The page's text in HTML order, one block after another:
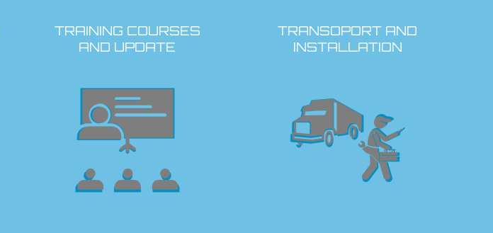
TRAINING COURSES
AND UPDATE
TRANSOPORT AND
INSTALLATION